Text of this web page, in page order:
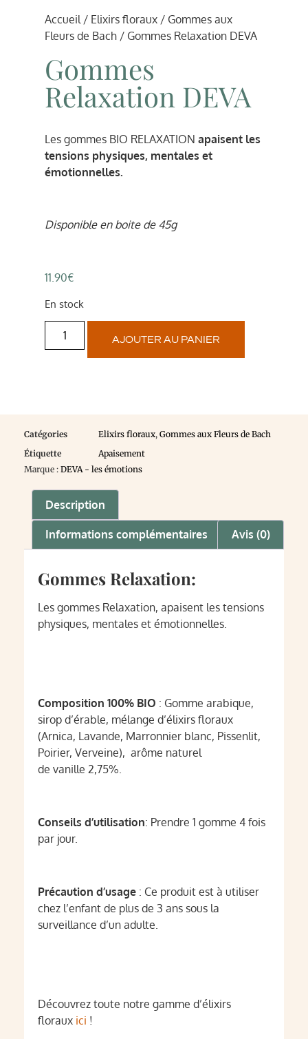
Accueil / Elixirs floraux / Gommes aux
Fleurs de Bach / Gommes Relaxation DEVA
Gommes
Relaxation DEVA
Les gommes BIO RELAXATION apaisent les
tensions physiques, mentales et
émotionnelles.
Disponible en boite de 45g
11.90€
En stock
AJOUTER AU PANIER
Catégories Elixirs floraux, Gommes aux Fleurs de Bach
Étiquette
Apaisement
Marque : DEVA - les émotions
Description
Informations complémentaires Avis (0)
Gommes Relaxation:
Les gommes Relaxation, apaisent les tensions
physiques, mentales et émotionnelles.
Composition 100% BIO : Gomme arabique,
sirop d’érable, mélange d’élixirs floraux
(Arnica, Lavande, Marronnier blanc, Pissenlit,
Poirier, Verveine), arôme naturel
de vanille 2,75%.
Conseils d’utilisation: Prendre 1 gomme 4 fois
par jour.
Précaution d’usage : Ce produit est à utiliser
chez l’enfant de plus de 3 ans sous la
surveillance d’un adulte.
Découvrez toute notre gamme d’élixirs
floraux ici !